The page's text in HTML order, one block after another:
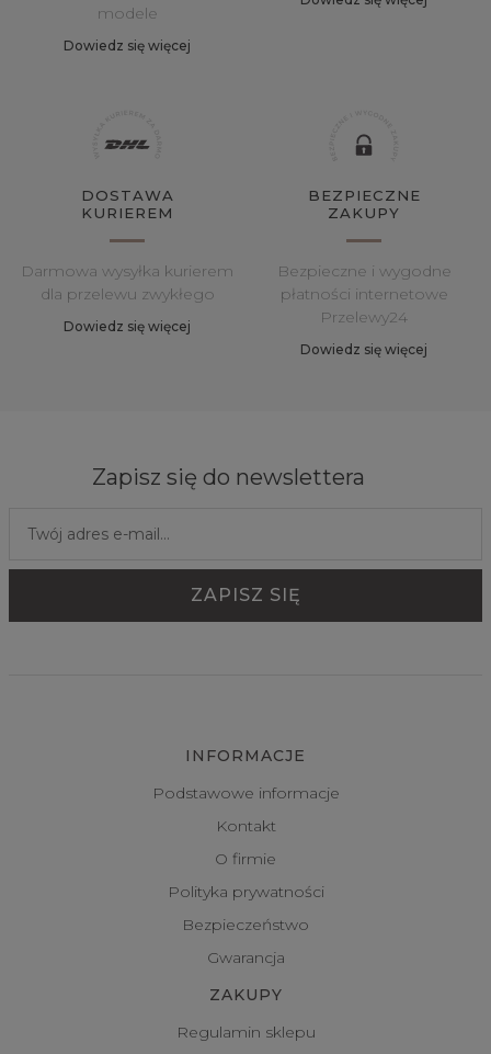
modele
Dowiedz się więcej
DOSTAWA
KURIEREM
Darmowa wysyłka kurierem
dla przelewu zwykłego
Dowiedz się więcej
BEZPIECZNE
ZAKUPY
Bezpieczne i wygodne
płatności internetowe
Przelewy24
Dowiedz się więcej
Zapisz się do newslettera
INFORMACJE
Podstawowe informacje
Kontakt
O firmie
Polityka prywatności
Bezpieczeństwo
Gwarancja
ZAKUPY
Regulamin sklepu